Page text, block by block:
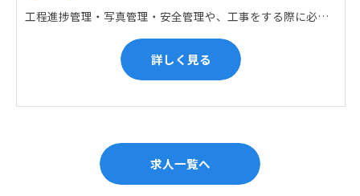
工程進捗管理・写真管理・安全管理や、工事をする際に必要な各種書類作成・届出 (申請) などの現場管理業務をお任せします。遅れている箇所のサポートに入るなど、臨機応変な対応が必要になります。
詳しく見る
求人一覧へ